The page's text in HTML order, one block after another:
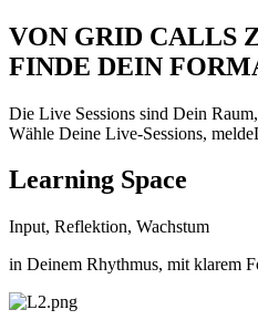
VON GRID CALLS
FINDE DEIN
Die Live Sessions sind Dein
Wähle Deine Live-Sessions,
Learning Space
Input, Reflektion, Wachstum
in Deinem Rhythmus, mit klarem